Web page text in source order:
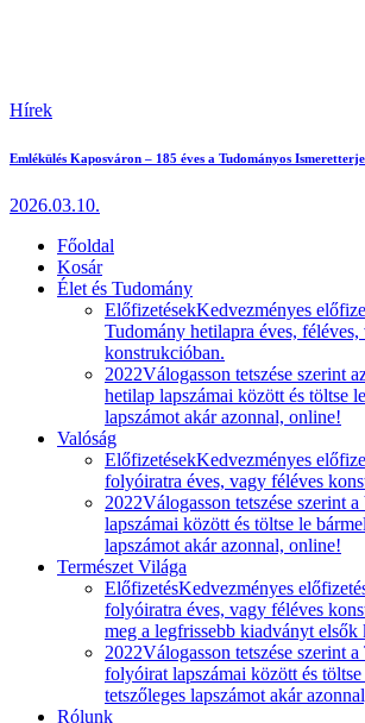
Hírek
Emlékülés Kaposváron – 185 éves a Tudományos
2026.03.10.
Főoldal
Kosár
Élet és Tudomány
ElőfizetésekKedvezményes
Tudomány hetilapra éves,
konstrukcióban.
2022Válogasson tetszése szerint
hetilap lapszámai között és töltse
lapszámot akár azonnal, online!
Valóság
ElőfizetésekKedvezményes
folyóiratra éves, vagy féléves
2022Válogasson tetszése szerint
lapszámai között és töltse le
lapszámot akár azonnal, online!
Természet Világa
ElőfizetésKedvezményes
folyóiratra éves, vagy féléves
meg a legfrissebb kiadványt elsők
2022Válogasson tetszése szerint
folyóirat lapszámai között és
tetszőleges lapszámot akár
Rólunk